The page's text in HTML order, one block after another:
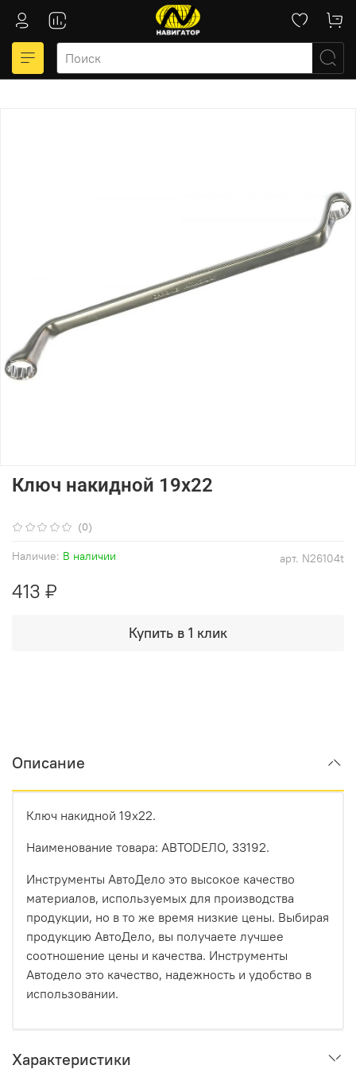
(0)
арт. N26104t
Наличие: В наличии
Ключ накидной 19x22
413 ₽
Купить в 1 клик
Описание
Ключ накидной 19x22.
Наименование товара: АВТОDЕЛО, 33192.
Инструменты АвтоДело это высокое качество
материалов, используемых для производства
продукции, но в то же время низкие цены. Выбирая
продукцию АвтоДело, вы получаете лучшее
соотношение цены и качества. Инструменты
Автодело это качество, надежность и удобство в
использовании.
Характеристики